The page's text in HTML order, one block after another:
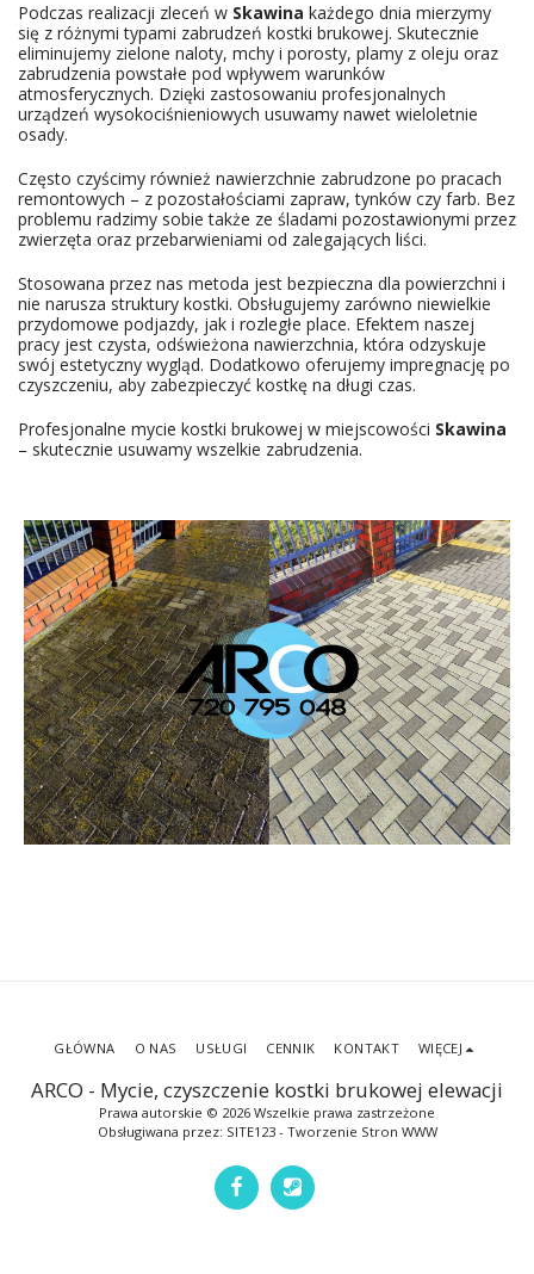
Podczas realizacji zleceń w Skawina każdego dnia mierzymy
się z różnymi typami zabrudzeń kostki brukowej. Skutecznie
eliminujemy zielone naloty, mchy i porosty, plamy z oleju oraz
zabrudzenia powstałe pod wpływem warunków
atmosferycznych. Dzięki zastosowaniu profesjonalnych
urządzeń wysokociśnieniowych usuwamy nawet wieloletnie
osady.
Często czyścimy również nawierzchnie zabrudzone po pracach
remontowych – z pozostałościami zapraw, tynków czy farb. Bez
problemu radzimy sobie także ze śladami pozostawionymi przez
zwierzęta oraz przebarwieniami od zalegających liści.
Stosowana przez nas metoda jest bezpieczna dla powierzchni i
nie narusza struktury kostki. Obsługujemy zarówno niewielkie
przydomowe podjazdy, jak i rozległe place. Efektem naszej
pracy jest czysta, odświeżona nawierzchnia, która odzyskuje
swój estetyczny wygląd. Dodatkowo oferujemy impregnację po
czyszczeniu, aby zabezpieczyć kostkę na długi czas.
Profesjonalne mycie kostki brukowej w miejscowości Skawina
– skutecznie usuwamy wszelkie zabrudzenia.
ARCO - Mycie, czyszczenie kostki brukowej elewacji
Prawa autorskie © 2026 Wszelkie prawa zastrzeżone
Obsługiwana przez: SITE123- Tworzenie Stron WWW
GŁÓWNA O NAS USŁUGI CENNIK KONTAKT WIĘCEJ